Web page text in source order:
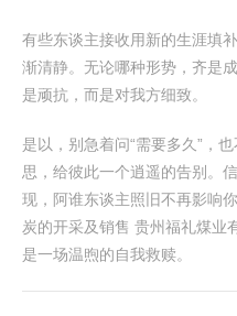
有些东谈主接收用新的生涯填
渐清静。无论哪种形势，齐是
是顽抗，而是对我方细致。
是以，别急着问“需要多久”，
思，给彼此一个逍遥的告别。
现，阿谁东谈主照旧不再影响
炭的开采及销售 贵州福礼煤业
是一场温煦的自我救赎。